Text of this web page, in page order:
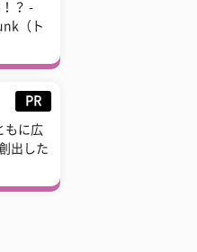
？ -
（ト
PR
もに広
出した